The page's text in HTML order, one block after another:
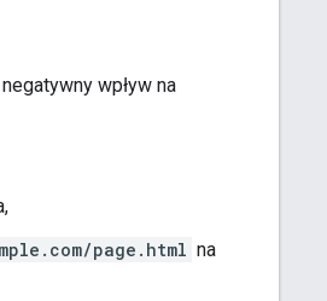
wpływ na
page.html na